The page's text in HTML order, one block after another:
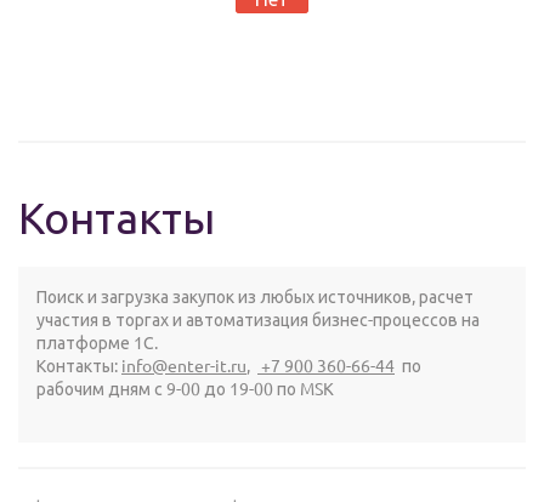
Контакты
Поиск и загрузка закупок из любых источников, расчет
участия в торгах и автоматизация бизнес-процессов на
платформе 1С.
Контакты: info@enter-it.ru, +7 900 360-66-44 по
рабочим дням с 9-00 до 19-00 по MSK